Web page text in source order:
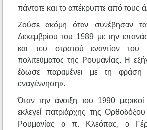
πάντοτε και το απέκρυπτε από τους
Ζούσε ακόμη όταν συνέβησαν τα
Δεκεμβρίου του 1989 με την
και του στρατού εναντίον του
πολιτεύματος της Ρουμανίας. Η
έδωσε παραμένει με τη φράση
αναγέννηση».
Όταν την άνοιξη του 1990
εκλεγεί πατριάρχης της
Ρουμανίας ο π. Κλεόπας, ο